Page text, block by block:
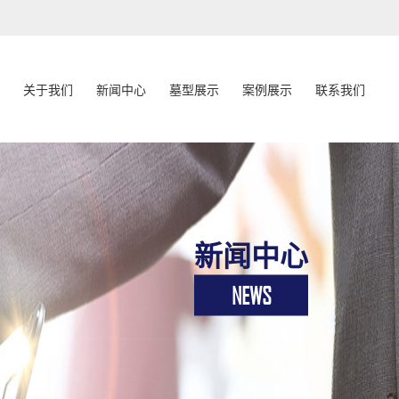
关于我们 新闻中心 墓型展示 案例展示 联系我们
新闻中心
NEWS